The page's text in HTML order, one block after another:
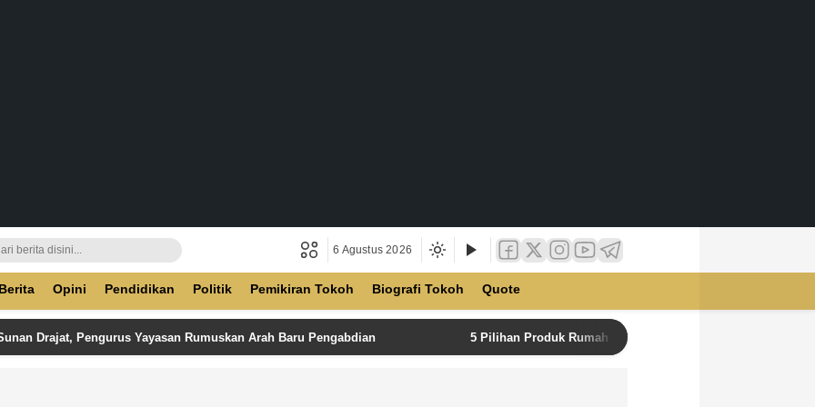
6 Agustus 2026
Berita Opini Pendidikan Politik Pemikiran Tokoh Biografi Tokoh Quote
Drajat, Pengurus Yayasan Rumuskan Arah Baru Pengabdian 5 Pilihan Produk Rumah Tangga Terbaik di Unilever Store